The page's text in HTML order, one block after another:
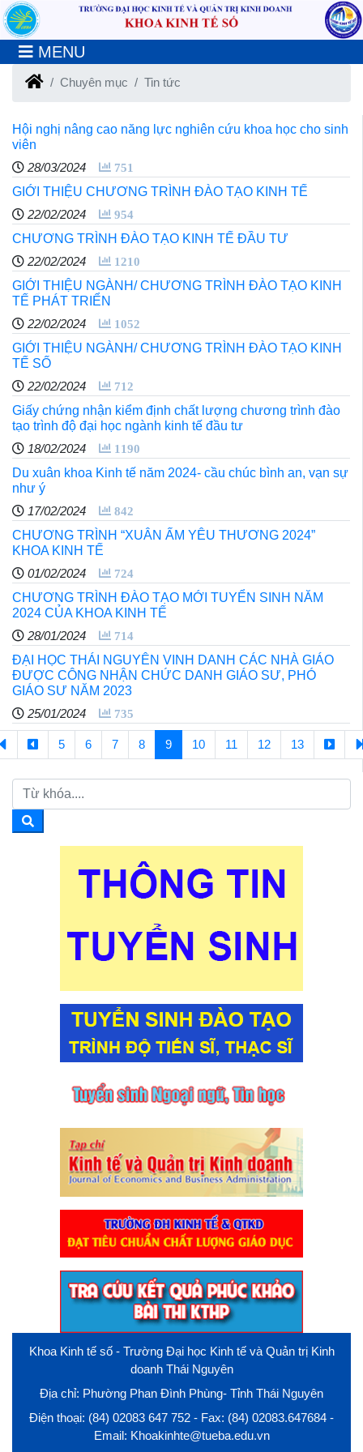
MENU
Chuyên mục Tin tức
Hội nghị nâng cao năng lực nghiên cứu khoa học cho sinh
viên
28/03/2024
751
GIỚI THIỆU CHƯƠNG TRÌNH ĐÀO TẠO KINH TẾ
22/02/2024
954
CHƯƠNG TRÌNH ĐÀO TẠO KINH TẾ ĐẦU TƯ
22/02/2024
1210
GIỚI THIỆU NGÀNH/ CHƯƠNG TRÌNH ĐÀO TẠO KINH
TẾ PHÁT TRIỂN
22/02/2024
1052
GIỚI THIỆU NGÀNH/ CHƯƠNG TRÌNH ĐÀO TẠO KINH
TẾ SỐ
22/02/2024
712
Giấy chứng nhận kiểm định chất lượng chương trình đào
tạo trình độ đại học ngành kinh tế đầu tư
18/02/2024
1190
Du xuân khoa Kinh tế năm 2024- cầu chúc bình an, vạn sự
như ý
17/02/2024
842
CHƯƠNG TRÌNH “XUÂN ẤM YÊU THƯƠNG 2024”
KHOA KINH TẾ
01/02/2024
724
CHƯƠNG TRÌNH ĐÀO TẠO MỚI TUYỂN SINH NĂM
2024 CỦA KHOA KINH TẾ
28/01/2024
714
ĐẠI HỌC THÁI NGUYÊN VINH DANH CÁC NHÀ GIÁO
ĐƯỢC CÔNG NHẬN CHỨC DANH GIÁO SƯ, PHÓ
GIÁO SƯ NĂM 2023
25/01/2024
735
5 6 7 8 9 10 11 12 13
Khoa Kinh tế số - Trường Đại học Kinh tế và Quản trị Kinh
doanh Thái Nguyên
Địa chỉ: Phường Phan Đình Phùng- Tỉnh Thái Nguyên
Điện thoại: (84) 02083 647 752 - Fax: (84) 02083.647684 -
Email: Khoakinhte@tueba.edu.vn